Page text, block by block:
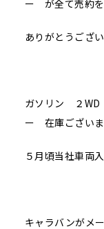
ー が全て売約を
ありがとうござ
ガソリン ２WD
ー 在庫ございま
５月頃当社車両
キャラバンがメ